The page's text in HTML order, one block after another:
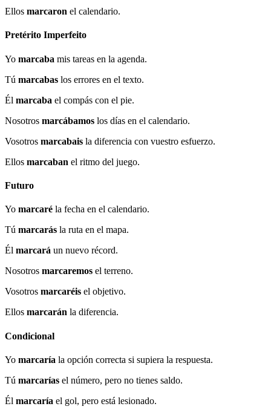
Ellos marcaron el calendario.
Pretérito Imperfeito
Yo marcaba mis tareas en la agenda.
Tú marcabas los errores en el texto.
Él marcaba el compás con el pie.
Nosotros marcábamos los días en el calendario.
Vosotros marcabais la diferencia con vuestro esfuerzo.
Ellos marcaban el ritmo del juego.
Futuro
Yo marcaré la fecha en el calendario.
Tú marcarás la ruta en el mapa.
Él marcará un nuevo récord.
Nosotros marcaremos el terreno.
Vosotros marcaréis el objetivo.
Ellos marcarán la diferencia.
Condicional
Yo marcaría la opción correcta si supiera la respuesta.
Tú marcarías el número, pero no tienes saldo.
Él marcaría el gol, pero está lesionado.